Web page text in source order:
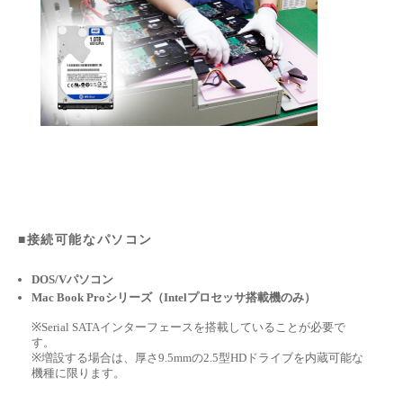
■接続可能なパソコン
DOS/Vパソコン
Mac Book Proシリーズ（Intelプロセッサ搭載機のみ）
※Serial SATAインターフェースを搭載していることが必要で
す。
※増設する場合は、厚さ9.5mmの2.5型HDドライブを内蔵可能な
機種に限ります。